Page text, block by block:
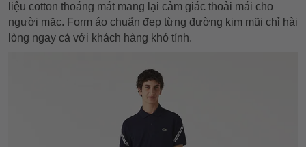
liệu cotton thoáng mát mang lại cảm giác thoải mái cho
người mặc. Form áo chuẩn đẹp từng đường kim mũi chỉ hài
lòng ngay cả với khách hàng khó tính.